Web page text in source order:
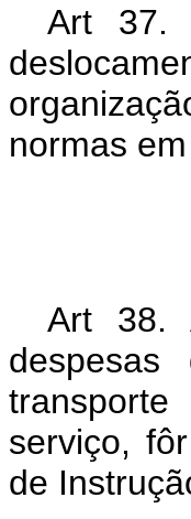
Art 37.
normas
Art 38.
serviço,
de